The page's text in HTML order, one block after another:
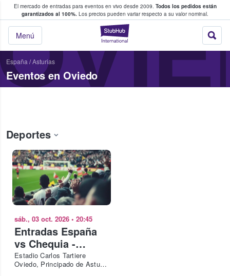
El mercado de entradas para eventos en vivo desde 2009. Todos los pedidos están
garantizados al 100%. Los precios pueden variar respecto a su valor nominal.
StubHub:
Menú
y venta de entradas entre fans
España /Asturias
Eventos en Oviedo
Deportes
sáb., 03 oct. 2026 • 20:45
Entradas España
vs Chequia -
Nations League
2026-27
Estadio Carlos Tartiere
Oviedo, Principado de Asturias, ES